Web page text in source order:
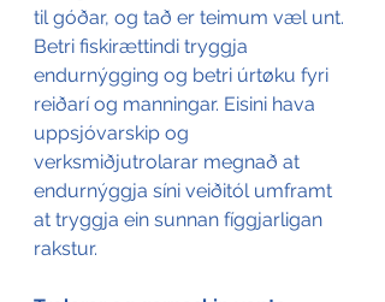
til góðar, og tað er teimum væl unt.
Betri fiskirættindi tryggja
endurnýgging og betri úrtøku fyri
reiðarí og manningar. Eisini hava
uppsjóvarskip og
verksmiðjutrolarar megnað at
endurnýggja síni veiðitól umframt
at tryggja ein sunnan fíggjarligan
rakstur.